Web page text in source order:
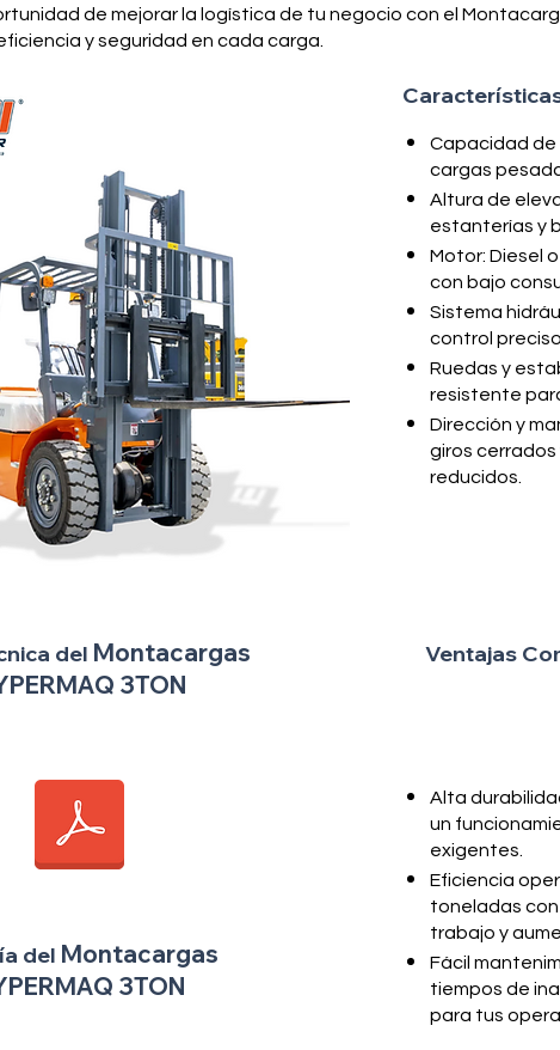
de mejorar la logística de tu negocio con el
y seguridad en cada carga.
del Montacargas
3TON
del Montacargas
3TON
Capacidad de
cargas
Altura de
estanterías y
Motor: Diesel
con bajo
Sistema
control
Ruedas y
resistente
Dirección y
giros
reducidos.
Ventajas
Alta
un
exigentes.
Eficiencia
toneladas
trabajo y
Fácil
tiempos de
para tus